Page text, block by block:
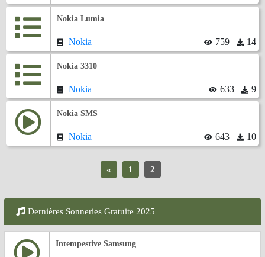
Nokia Lumia
Nokia 759 14
Nokia 3310
Nokia 633 9
Nokia SMS
Nokia 643 10
« 1 2
Dernières Sonneries Gratuite 2025
Intempestive Samsung